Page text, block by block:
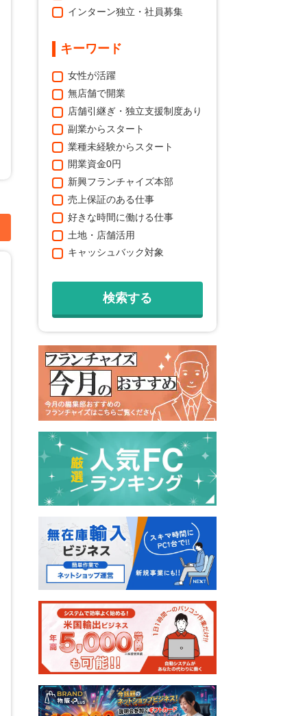
インターン独立・社員募集
キーワード
女性が活躍
無店舗で開業
店舗引継ぎ・独立支援制度あり
副業からスタート
業種未経験からスタート
開業資金0円
新興フランチャイズ本部
売上保証のある仕事
好きな時間に働ける仕事
土地・店舗活用
キャッシュバック対象